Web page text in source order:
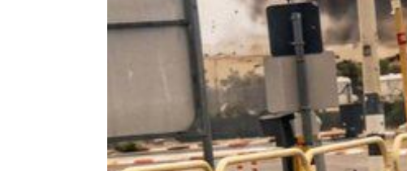
酷澎「爸氣父親節」國際官方品牌齊聚 11:00